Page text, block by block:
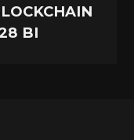
BI